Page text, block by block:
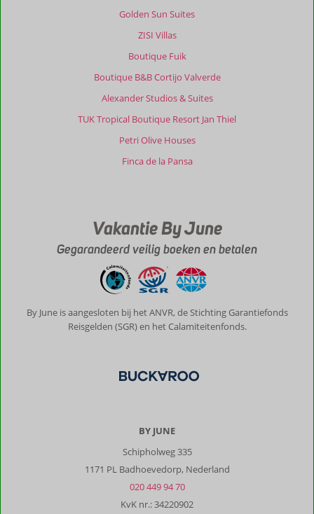
Golden Sun Suites
ZISI Villas
Boutique Fuik
Boutique B&B Cortijo Valverde
Alexander Studios & Suites
TUK Tropical Boutique Resort Jan Thiel
Petri Olive Houses
Finca de la Pansa
Vakantie By June
Gegarandeerd veilig boeken en betalen
By June is aangesloten bij het ANVR, de Stichting Garantiefonds
Reisgelden (SGR) en het Calamiteitenfonds.
BY JUNE
Schipholweg 335
1171 PL Badhoevedorp, Nederland
020 449 94 70
KvK nr.: 34220902